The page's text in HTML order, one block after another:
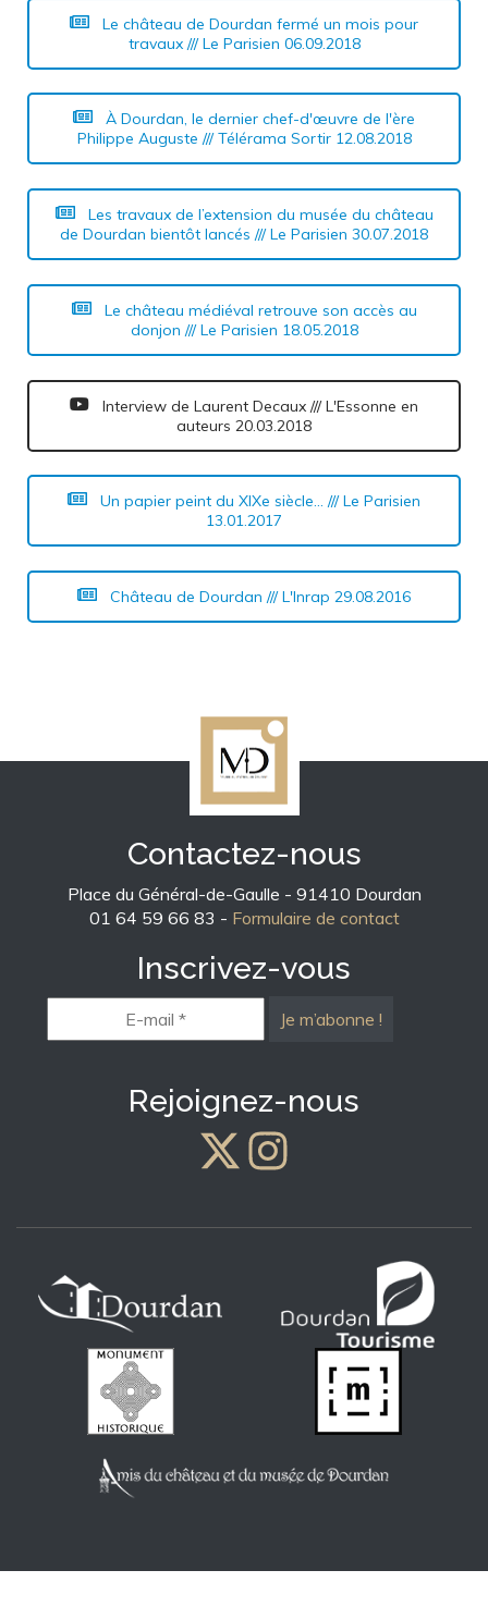
Le château de Dourdan fermé un mois pour
travaux /// Le Parisien 06.09.2018
À Dourdan, le dernier chef-d'œuvre de l'ère
Philippe Auguste /// Télérama Sortir 12.08.2018
Les travaux de l’extension du musée du château
de Dourdan bientôt lancés /// Le Parisien 30.07.2018
Le château médiéval retrouve son accès au
donjon /// Le Parisien 18.05.2018
Interview de Laurent Decaux /// L'Essonne en
auteurs 20.03.2018
Un papier peint du XIXe siècle... /// Le Parisien
13.01.2017
Château de Dourdan /// L'Inrap 29.08.2016
Contactez-nous
Place du Général-de-Gaulle - 91410 Dourdan
01 64 59 66 83 - Formulaire de contact
Inscrivez-vous
mail
*
Rejoignez-nous